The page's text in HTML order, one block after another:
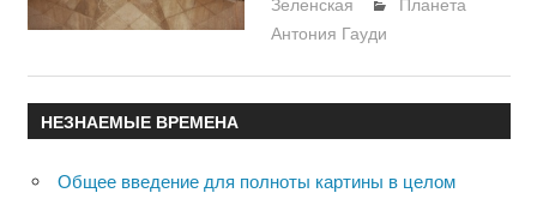
Зеленская
Планета
Антония Гауди
НЕЗНАЕМЫЕ ВРЕМЕНА
Общее введение для полноты картины в целом